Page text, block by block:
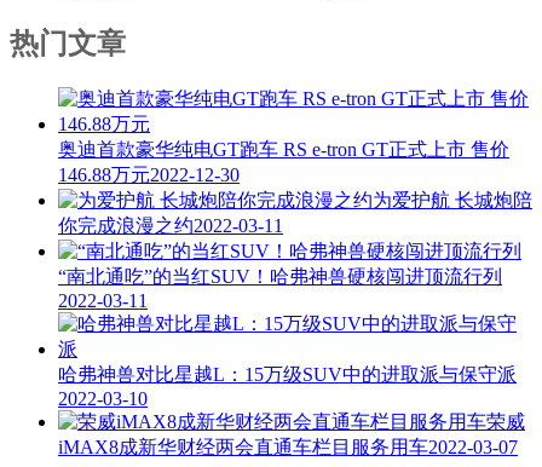
热门文章
奥迪首款豪华纯电GT跑车 RS e-tron GT正式上市 售价
146.88万元2022-12-30
为爱护航 长城炮陪
你完成浪漫之约2022-03-11
“南北通吃”的当红SUV！哈弗神兽硬核闯进顶流行列
2022-03-11
哈弗神兽对比星越L：15万级SUV中的进取派与保守派
2022-03-10
荣威
iMAX8成新华财经两会直通车栏目服务用车2022-03-07